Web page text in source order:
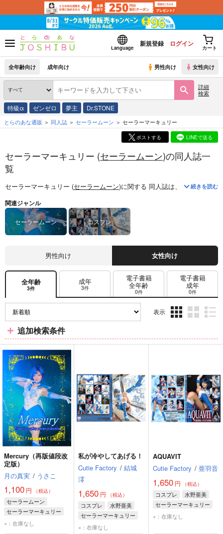
Language
新規登録 ログイン
カート
全年齢向け 成年向け 男性向け 女性向け
詳細
検索
特級α ゼンゼロ 夢主 Dr.STONE
とらのあな通販 同人誌 セーラームーン セーラーマーキュリー
ポストする LINEで送る
セーラーマーキュリー (セーラームーン)の同人誌一
覧
セーラーマーキュリー (セーラームーン)に関する 同人誌は、 3件お取り扱
続きを読む
関連ジャンル
セーラームーン コスプレ
男性向け 女性向け
全年齢
3件
成年
3件
電子書籍
全年齢
0件
電子書籍
成年
0件
表示
ム
表
ム
表
ム
表
追加検索条件
Mercury（再版値段改
定版）
月の真実 / うさこ
1,100 円 （税込）
セーラームーン
セーラーマーキュリー
×：在庫なし
私が冷やしてあげる！
Cutie Factory / 結城
澪
1,650 円 （税込）
コスプレ
水野亜美
セーラーマーキュリー
×：在庫なし
AQUAVIT
Cutie Factory / 亜羽音
1,650円 （税込）
コスプレ
水野亜美
セーラーマーキュリー
×：在庫なし